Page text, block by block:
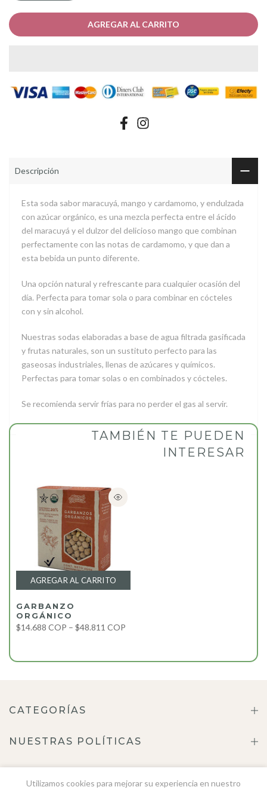
AGREGAR AL CARRITO
Descripción
Esta soda sabor maracuyá, mango y cardamomo, y endulzada
con azúcar orgánico, es una mezcla perfecta entre el ácido
del maracuyá y el dulzor del delicioso mango que combinan
perfectamente con las notas de cardamomo, y que dan a
esta bebida un punto diferente.
Una opción natural y refrescante para cualquier ocasión del
día. Perfecta para tomar sola o para combinar en cócteles
con y sin alcohol.
Nuestras sodas elaboradas a base de agua filtrada gasificada
y frutas naturales, son un sustituto perfecto para las
gaseosas industriales, llenas de azúcares y químicos.
Perfectas para tomar solas o en combinados y cócteles.
Se recomienda servir frías para no perder el gas al servir.
TAMBIÉN TE PUEDEN
INTERESAR
AGREGAR AL CARRITO
GARBANZO
ORGÁNICO
$14.688 COP – $48.811 COP
CATEGORÍAS
NUESTRAS POLÍTICAS
Utilizamos cookies para mejorar su experiencia en nuestro